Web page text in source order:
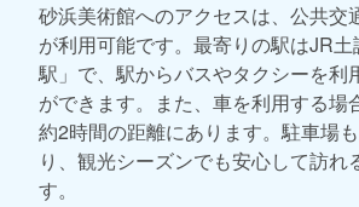
砂浜美術館へのアクセスは、公共交
が利用可能です。最寄りの駅はJR土
駅」で、駅からバスやタクシーを利
ができます。また、車を利用する場
約2時間の距離にあります。駐車場
り、観光シーズンでも安心して訪れ
す。